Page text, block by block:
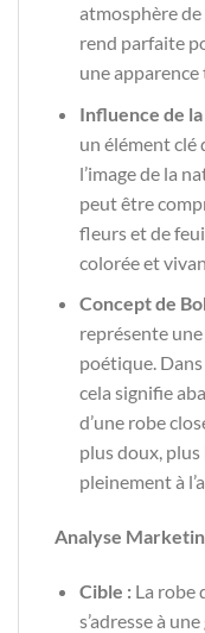
atmosphère
rend parfaite
une
Influence de
un élément clé
l’image de la
peut être
fleurs et de
colorée et
Concept de
représente
poétique.
cela signifie
d’une robe
plus doux,
pleinement à
Analyse
Cible :La robe
s’adresse à